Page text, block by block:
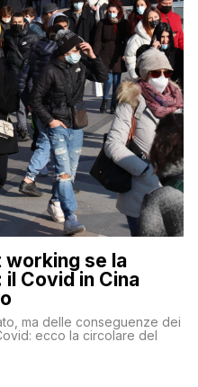
working se la
Covid in Cina
ma delle conseguenze dei
ecco la circolare del